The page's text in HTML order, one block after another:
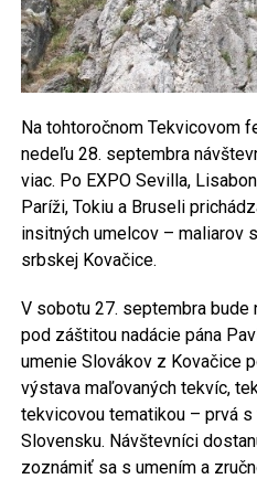
Na tohtoročnom Tekvicovom
nedeľu 28. septembra
viac. Po EXPO Sevilla,
Paríži, Tokiu a Bruseli
insitných umelcov – maliarov
srbskej Kovačice.
V sobotu 27. septembra bude
pod záštitou nadácie pána
umenie Slovákov z Kovačice
výstava maľovaných tekvíc,
tekvicovou tematikou – prvá
Slovensku. Návštevníci
zoznámiť sa s umením a